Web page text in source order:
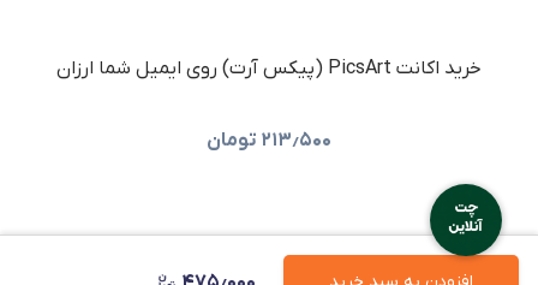
خرید اکانت PicsArt (پیکس آرت) روی ایمیل شما ارزان
۲۱۳٫۵۰۰ تومان